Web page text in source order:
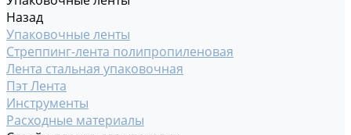
Назад
Упаковочные ленты
Стреппинг-лента полипропиленовая
Лента стальная упаковочная
Пэт Лента
Инструменты
Расходные материалы